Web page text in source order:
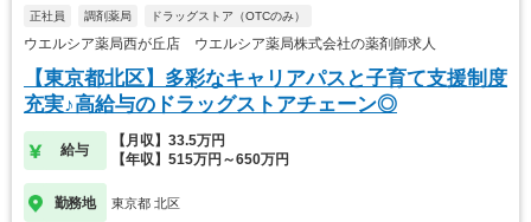
正社員 調剤薬局 ドラッグストア（OTCのみ）
ウエルシア薬局西が丘店 ウエルシア薬局株式会社の薬剤師求人
【東京都北区】多彩なキャリアパスと子育て支援制度
充実♪高給与のドラッグストアチェーン◎
給与
【月収】33.5万円
【年収】515万円～650万円
勤務地 東京都 北区